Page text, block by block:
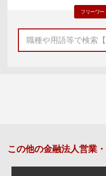
フリーワー
この他の金融法人営業